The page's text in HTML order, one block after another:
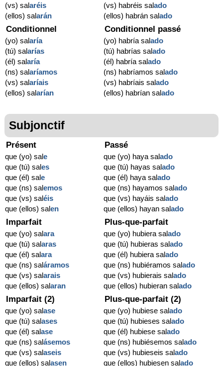
(vs) salaréis
(ellos) salarán
(vs) habréis salado
(ellos) habrán salado
Conditionnel
(yo) salaría
(tú) salarías
(él) salaría
(ns) salaríamos
(vs) salaríais
(ellos) salarían
Conditionnel passé
(yo) habría salado
(tú) habrías salado
(él) habría salado
(ns) habríamos salado
(vs) habríais salado
(ellos) habrían salado
Subjonctif
Présent
que (yo) sale
que (tú) sales
que (él) sale
que (ns) salemos
que (vs) saléis
que (ellos) salen
Passé
que (yo) haya salado
que (tú) hayas salado
que (él) haya salado
que (ns) hayamos salado
que (vs) hayáis salado
que (ellos) hayan salado
Imparfait
que (yo) salara
que (tú) salaras
que (él) salara
que (ns) saláramos
que (vs) salarais
que (ellos) salaran
Plus-que-parfait
que (yo) hubiera salado
que (tú) hubieras salado
que (él) hubiera salado
que (ns) hubiéramos salado
que (vs) hubierais salado
que (ellos) hubieran salado
Imparfait (2)
que (yo) salase
que (tú) salases
que (él) salase
que (ns) salásemos
que (vs) salaseis
que (ellos) salasen
Plus-que-parfait (2)
que (yo) hubiese salado
que (tú) hubieses salado
que (él) hubiese salado
que (ns) hubiésemos salado
que (vs) hubieseis salado
que (ellos) hubiesen salado